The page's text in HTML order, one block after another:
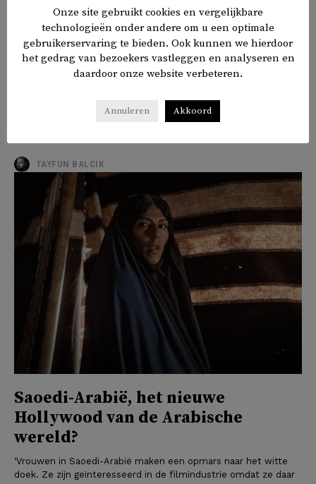
Onbegrip over Giro555-actie:
‘Israël heeft toch geen hulp nodig?’
Een jaar na het begin van de oorlog in Gaza openen
hulporganisaties Giro555 voor de slachtoffers in het Midden-
TAYFUN BALCIK
Saoedi-Arabië, het nieuwe
Hollywood van de Arabische
wereld?
‘Vrouwen in Saoedi-Arabië maken een opmars naar het witte
doek. Ze zijn geïnteresseerd in de filmindustrie omdat ze daar
Onze site gebruikt cookies en vergelijkbare
technologieën onder andere om u een optimale
gebruikerservaring te bieden. Ook kunnen we hierdoor
het gedrag van bezoekers vastleggen en analyseren en
daardoor onze website verbeteren.
Annuleren Akkoord